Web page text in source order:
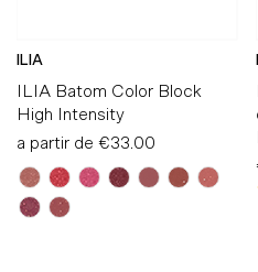
ILIA
ILIA Batom Color Block
High Intensity
Preço
Normal
a partir de €33.00